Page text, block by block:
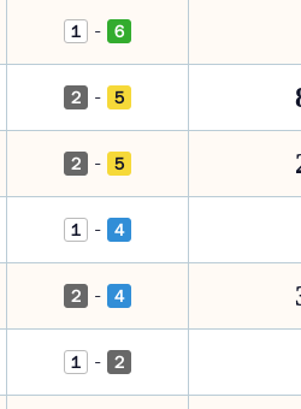
１ - ６
２ - ５
２ - ５
１ - ４
２ - ４
１ - ２